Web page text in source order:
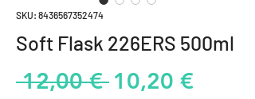
SKU: 8436567352474
Soft Flask 226ERS 500ml
12,00 € Precio
10,20 €Precio